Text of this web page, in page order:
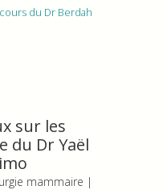
du Dr Berdah
sur les
du Dr Yaël
mammaire |